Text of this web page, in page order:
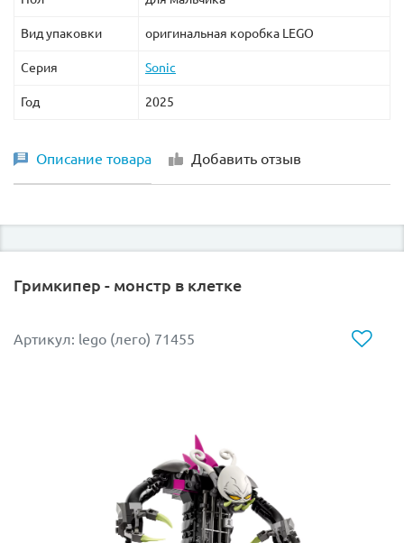
Вид упаковки оригинальная коробка LEGO
Серия Sonic
Год 2025
Описание товара Добавить отзыв
Гримкипер - монстр в клетке
Артикул: lego (лего) 71455